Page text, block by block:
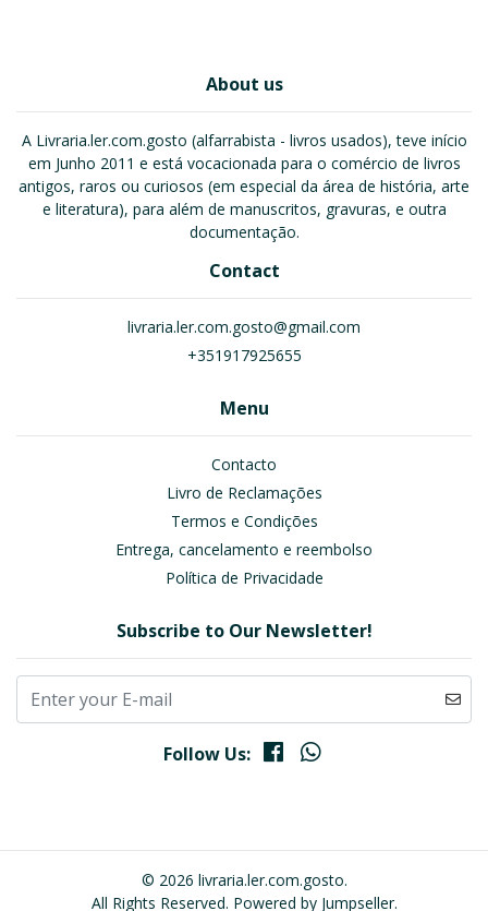
About us
A Livraria.ler.com.gosto (alfarrabista - livros usados), teve início
em Junho 2011 e está vocacionada para o comércio de livros
antigos, raros ou curiosos (em especial da área de história, arte
e literatura), para além de manuscritos, gravuras, e outra
documentação.
Contact
livraria.ler.com.gosto@gmail.com
+351917925655
Menu
Contacto
Livro de Reclamações
Termos e Condições
Entrega, cancelamento e reembolso
Política de Privacidade
Subscribe to Our Newsletter!
Follow Us:
© 2026 livraria.ler.com.gosto.
All Rights Reserved. Powered by Jumpseller.